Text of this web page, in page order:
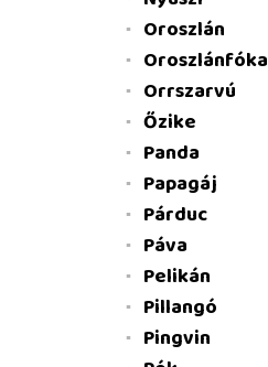
Oroszlán
Oroszlánfóka
Orrszarvú
Őzike
Panda
Papagáj
Párduc
Páva
Pelikán
Pillangó
Pingvin